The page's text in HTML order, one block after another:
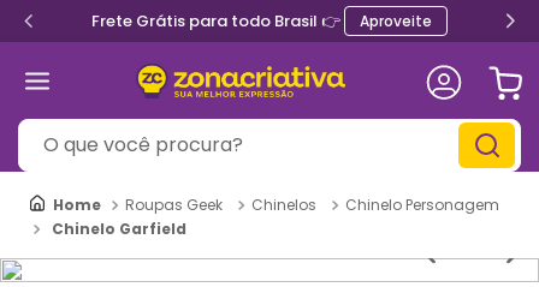
Frete Grátis para todo Brasil 👉 Aproveite
O que você procura?
Roupas Geek Chinelos
Chinelo Personagem
Chinelo Garfield